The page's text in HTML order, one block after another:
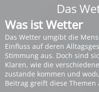
Das
Was ist Wetter
Das Wetter umgibt die
Einfluss auf deren
Stimmung aus. Doch sind
Klaren, wie die
zustande kommen und
Beitrag greift diese